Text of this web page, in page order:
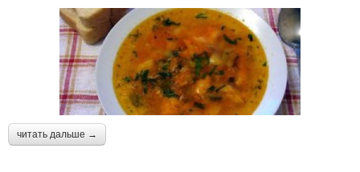
читать дальше →